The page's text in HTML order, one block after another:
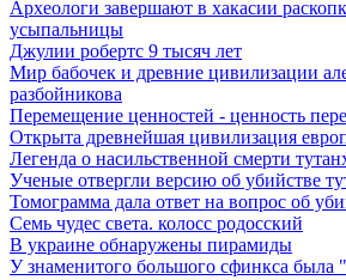
Археологи завершают в хакасии
усыпальницы
Джулии робертс 9 тысяч лет
Мир бабочек и древние цивилизации
разбойникова
Перемещение ценностей - ценность
Открыта древнейшая цивилизация
Легенда о насильственной смерти
Ученые отвергли версию об убийстве
Томограмма дала ответ на вопрос об
Семь чудес света. колосс родосский
В украине обнаружены пирамиды
У знаменитого большого сфинкса была